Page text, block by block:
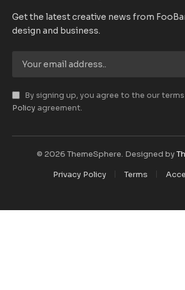
Get the latest creative news from
design and business.
By signing up, you agree to the our
Policy agreement.
© 2026 ThemeSphere. Designed by
Privacy Policy
Terms